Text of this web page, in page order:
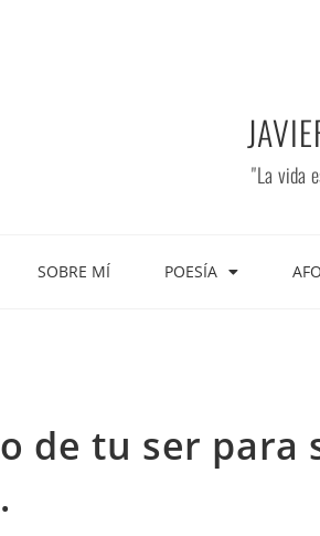
"La vida
SOBRE MÍ POESÍA
de tu ser para